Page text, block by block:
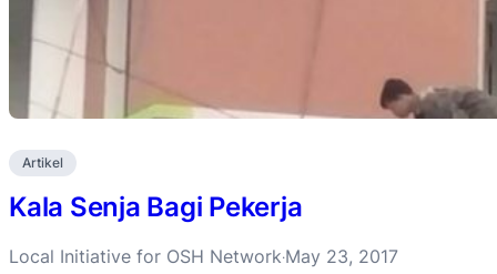
Artikel
Kala Senja Bagi Pekerja
Local Initiative for OSH Network·May 23, 2017